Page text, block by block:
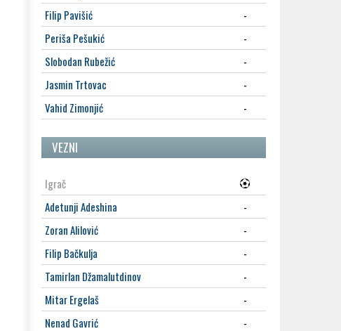
Filip Pavišić
-
Periša Pešukić
-
Slobodan Rubežić
-
Jasmin Trtovac
-
Vahid Zimonjić
-
VEZNI
Igrač
Adetunji Adeshina
-
Zoran Alilović
-
Filip Bačkulja
-
Tamirlan Džamalutdinov
-
Mitar Ergelaš
-
Nenad Gavrić
-